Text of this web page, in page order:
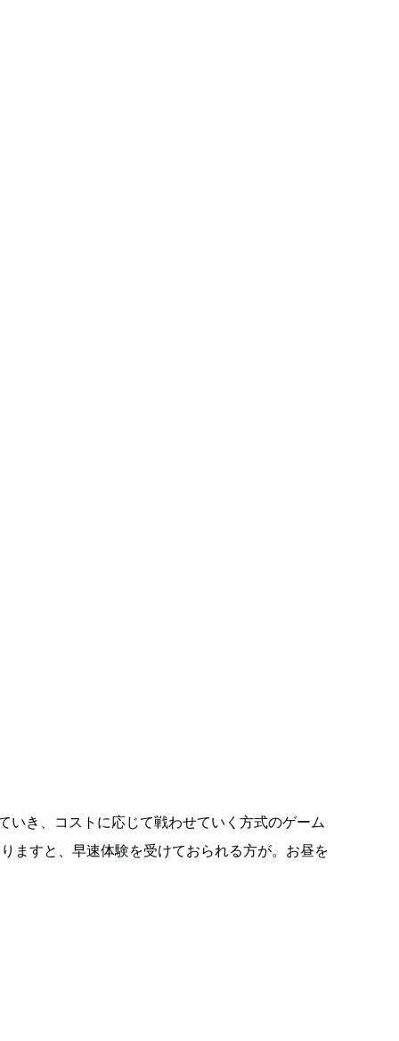
いき、コストに応じて戦わせていく方式のゲーム
ますと、早速体験を受けておられる方が。お昼を